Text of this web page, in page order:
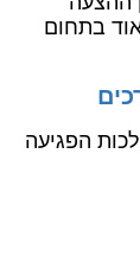
בתחום
הפגיעה